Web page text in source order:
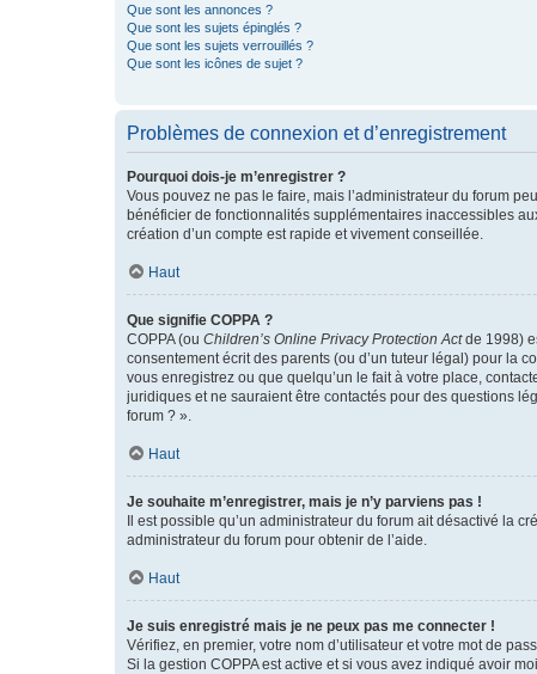
Que sont les annonces ?
Que sont les sujets épinglés ?
Que sont les sujets verrouillés ?
Que sont les icônes de sujet ?
Problèmes de connexion et d’enregistrement
Pourquoi dois-je m’enregistrer ?
Vous pouvez ne pas le faire, mais l’administrateur du forum
bénéficier de fonctionnalités supplémentaires inaccessibles
création d’un compte est rapide et vivement conseillée.
Haut
Que signifie COPPA ?
COPPA (ou Children’s Online Privacy Protection Actde 1998)
consentement écrit des parents (ou d’un tuteur légal) pour la
vous enregistrez ou que quelqu’un le fait à votre place,
juridiques et ne sauraient être contactés pour des questions
forum ? ».
Haut
Je souhaite m’enregistrer, mais je n’y parviens pas !
Il est possible qu’un administrateur du forum ait désactivé la
administrateur du forum pour obtenir de l’aide.
Haut
Je suis enregistré mais je ne peux pas me connecter !
Vérifiez, en premier, votre nom d’utilisateur et votre mot de
Si la gestion COPPA est active et si vous avez indiqué avoir